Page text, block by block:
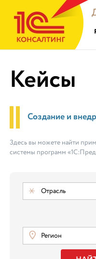
Кейсы
Создание и
Здесь вы можете найти
системы программ
Отрасль
Регион